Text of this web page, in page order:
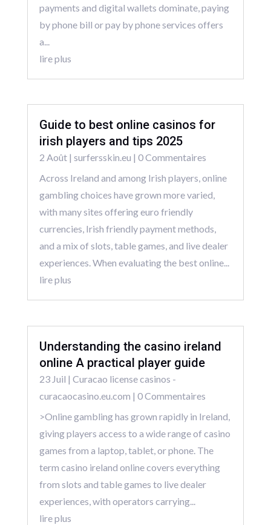
payments and digital wallets dominate, paying
by phone bill or pay by phone services offers
a...
lire plus
Guide to best online casinos for
irish players and tips 2025
2 Août| surfersskin.eu | 0 Commentaires
Across Ireland and among Irish players, online
gambling choices have grown more varied,
with many sites offering euro friendly
currencies, Irish friendly payment methods,
and a mix of slots, table games, and live dealer
experiences. When evaluating the best online...
lire plus
Understanding the casino ireland
online A practical player guide
23 Juil | Curacao license casinos -
curacaocasino.eu.com | 0 Commentaires
>Online gambling has grown rapidly in Ireland,
giving players access to a wide range of casino
games from a laptop, tablet, or phone. The
term casino ireland online covers everything
from slots and table games to live dealer
experiences, with operators carrying...
lire plus